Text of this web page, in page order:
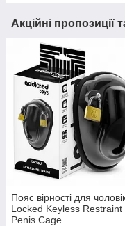
Акційні пропозиції
Пояс вірності для
Locked Keyless Restraint
Penis Cage